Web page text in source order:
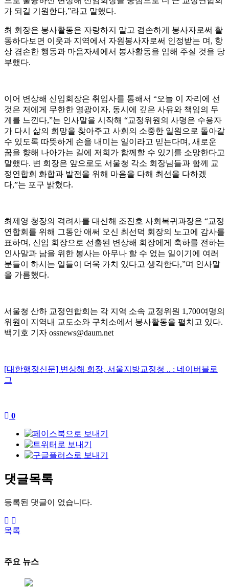
가 되길 기원한다,”라고 말했다.
최 회장은 봉사활동은 자랑하지 말고 겸손하게 봉사자로써 활
동하다보면 이웃과 지역에서 자원봉사자로써 인정받는 며 , 항
상 겸손한 행동과 마음자세에서 봉사활동을 임해 주실 것을 당
부했다.
이어 변상해 신임회장은 취임사를 통해서 “오늘 이 자리에 선
것은 저에게 무한한 영광이자, 동시에 깊은 사유와 책임의 무
게를 느낀다,”는 인사말을 시작해 “교정위원의 사명은 수용자
가 다시 삶의 희망을 찾아주고 사회의 소중한 일원으로 돌아갈
수 있도록 따뜻하게 손을 내미는 일이라고 믿는다며 , 새로운
꿈을 향해 나아가는 길에 저희가 함께할 수 있기를 소망한다고
말했다. 변 회장은 앞으로도 서울청 각소 회장님들과 함께 교
정연합회 화합과 발전을 위해 마음을 다해 최선을 다하겠
다,”는 포구 밝혔다.
최제영 청장의 격려사를 대신해 조진호 사회복귀과장은 “교정
연합회를 위해 그동안 애써 오신 최선덕 회장의 노고에 감사를
표하며 , 신임 회장으로 선출된 변상해 회장에게 축하를 전하는
인사말과 남을 위한 봉사는 아무나 할 수 없는 일이기에 여러
분들이 하시는 일들이 더욱 가치 있다고 생각한다,”며 인사말
을 가름했다.
서울청 산하 교정연합회는 각 지역 소속 교정위원 1,700여명의
위원이 지역내 교도소와 구치소에서 봉사활동을 펼치고 있다.
백기호 기자 ossnews@daum.net
[대한행정신문] 변상해 회장, 서울지방교정청 .. : 네이버블로
그
0
댓글목록
등록된 댓글이 없습니다.
목록
주요 뉴스